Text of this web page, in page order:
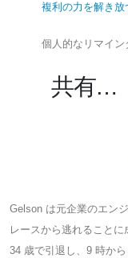
複利の力を解き放
個人的なリマイ
共有…
Gelson は元企業のエン
レースから逃れることに
34 歳で引退し、9 時か